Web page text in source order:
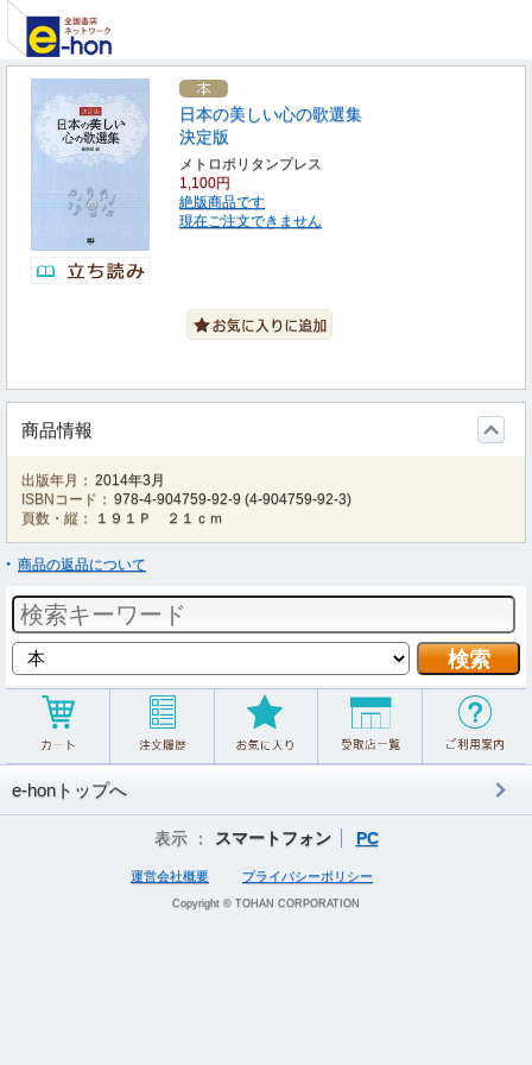
日本の美しい心の歌選集
決定版
メトロポリタンプレス
1,100円
絶版商品です
現在ご注文できません
商品情報
出版年月： 2014年3月
ISBNコード： 978-4-904759-92-9 (4-904759-92-3)
頁数・縦：
１９１Ｐ ２１ｃｍ
商品の返品について
e-honトップへ
表示 ： スマートフォン PC
運営会社概要 プライバシーポリシー
Copyright © TOHAN CORPORATION